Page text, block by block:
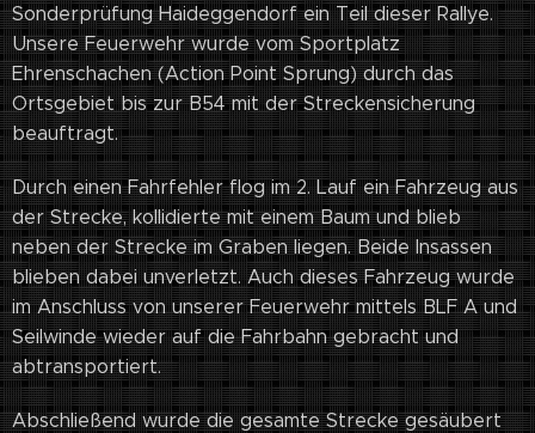
Sonderprüfung Haideggendorf ein Teil dieser Rallye.
Unsere Feuerwehr wurde vom Sportplatz
Ehrenschachen (Action Point Sprung) durch das
Ortsgebiet bis zur B54 mit der Streckensicherung
beauftragt.
Durch einen Fahrfehler flog im 2. Lauf ein Fahrzeug aus
der Strecke, kollidierte mit einem Baum und blieb
neben der Strecke im Graben liegen. Beide Insassen
blieben dabei unverletzt. Auch dieses Fahrzeug wurde
im Anschluss von unserer Feuerwehr mittels BLF A und
Seilwinde wieder auf die Fahrbahn gebracht und
abtransportiert.
Abschließend wurde die gesamte Strecke gesäubert